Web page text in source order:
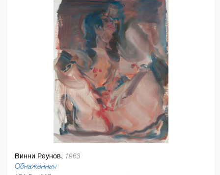
Винни Реунов, 1963
Обнажённая